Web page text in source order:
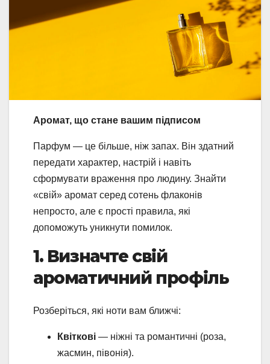
Аромат, що стане вашим підписом
Парфум — це більше, ніж запах. Він здатний
передати характер, настрій і навіть
сформувати враження про людину. Знайти
«свій» аромат серед сотень флаконів
непросто, але є прості правила, які
допоможуть уникнути помилок.
1. Визначте свій
ароматичний профіль
Розберіться, які ноти вам ближчі:
Квіткові — ніжні та романтичні (роза,
жасмин, півонія).